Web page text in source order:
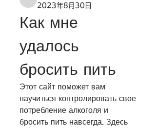
2023年8月30日
Как мне
удалось
бросить пить
Этот сайт поможет вам
научиться контролировать свое
потребление алкоголя и
бросить пить навсегда. Здесь